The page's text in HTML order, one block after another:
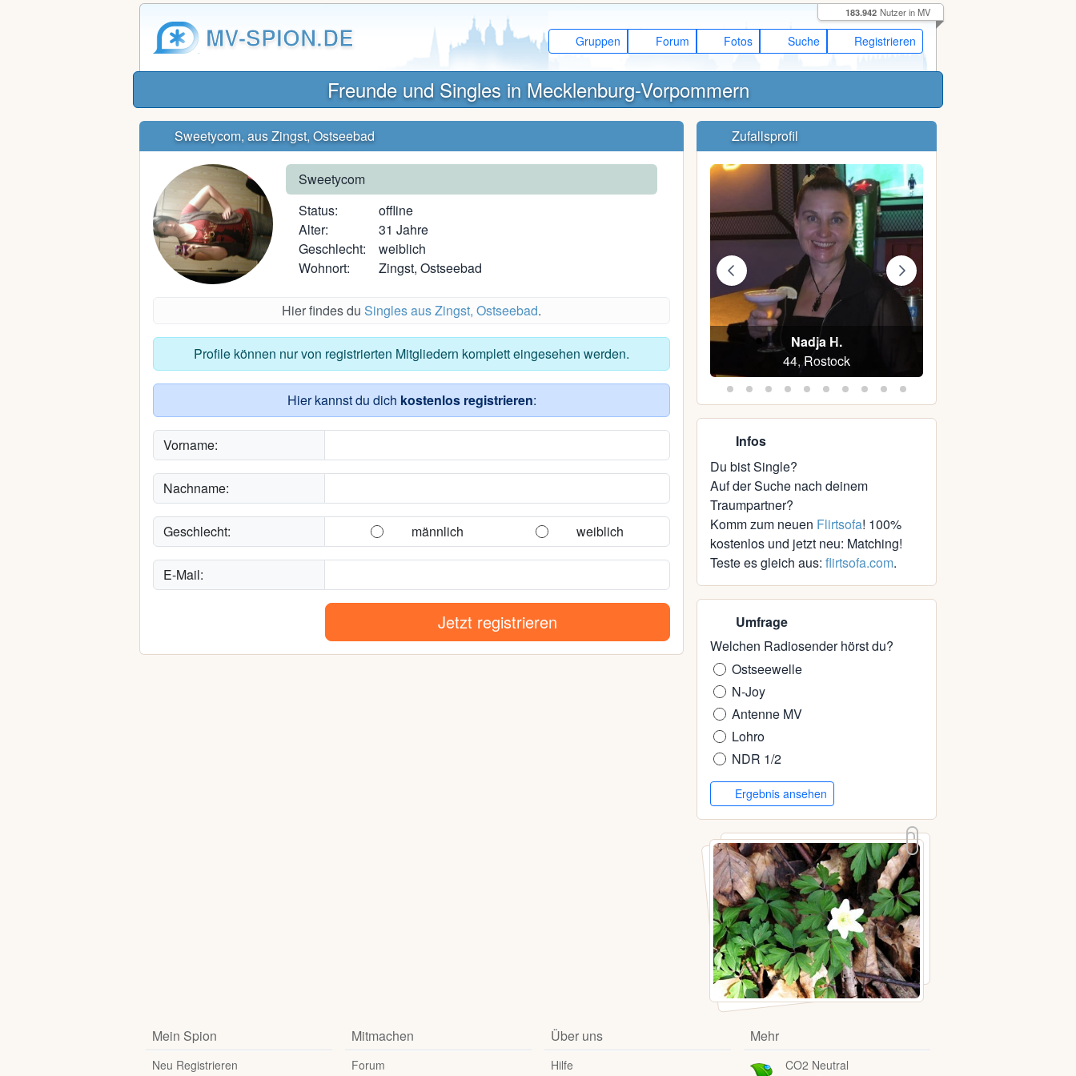
MV-SPION.DE Gruppen Forum Fotos Suche Registrieren
183.942 Nutzer in MV
Freunde und Singles in Mecklenburg-Vorpommern
Sweetycom, aus Zingst, Ostseebad
Sweetycom
Status:
offline
Alter:
31 Jahre
Geschlecht:
weiblich
Wohnort:
Zingst, Ostseebad
Hier findes du Singles aus Zingst, Ostseebad.
Profile können nur von registrierten Mitgliedern komplett eingesehen werden.
Hier kannst du dich kostenlos registrieren:
Vorname:
Nachname:
Geschlecht: männlich weiblich
E-Mail:
Jetzt registrieren
Zufallsprofil
Nadja H.
44, Rostock
Happyday
65, Rostock
Infos
Du bist Single?
Auf der Suche nach deinem
Traumpartner?
Komm zum neuen Flirtsofa! 100%
kostenlos und jetzt neu: Matching!
Teste es gleich aus: flirtsofa.com.
Umfrage
Welchen Radiosender hörst du?
Ostseewelle
N-Joy
Antenne MV
Lohro
NDR 1/2
Ergebnis ansehen
Mein Spion
Neu Registrieren
Mitmachen
Forum
Über uns
Hilfe
Mehr
CO2 Neutral